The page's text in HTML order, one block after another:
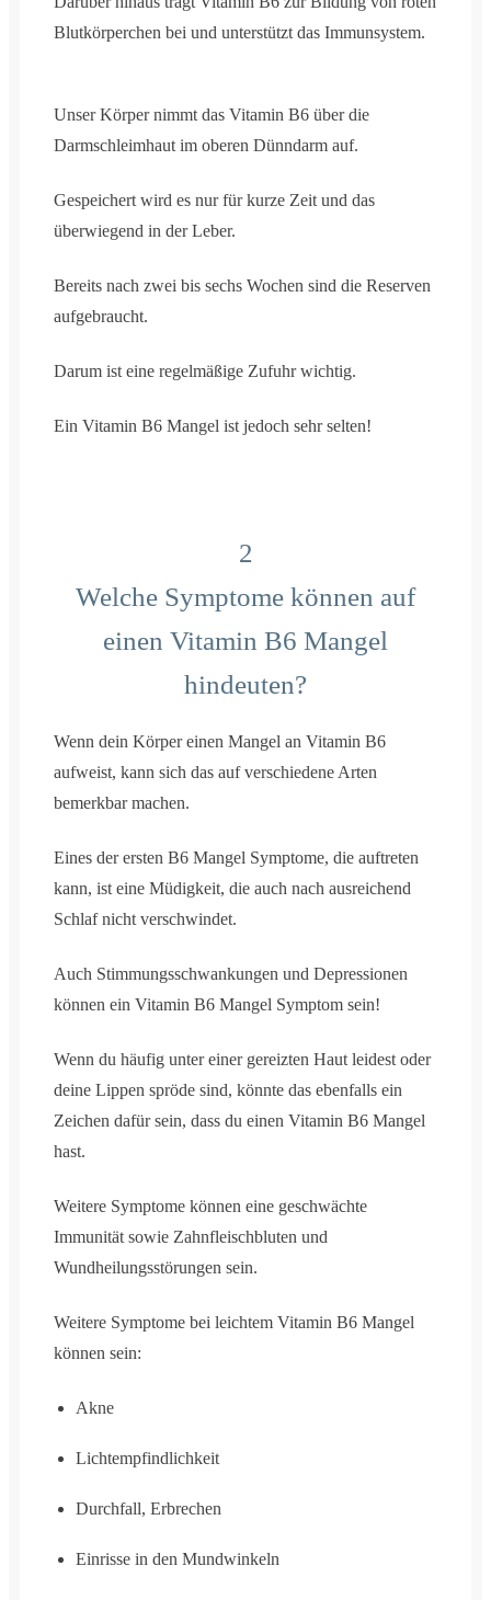
Blutkörperchen bei und unterstützt das Immunsystem.
Unser Körper nimmt das Vitamin B6 über die
Darmschleimhaut im oberen Dünndarm auf.
Gespeichert wird es nur für kurze Zeit und das
überwiegend in der Leber.
Bereits nach zwei bis sechs Wochen sind die Reserven
aufgebraucht.
Darum ist eine regelmäßige Zufuhr wichtig.
Ein Vitamin B6 Mangel ist jedoch sehr selten!
2
Welche Symptome können auf
einen Vitamin B6 Mangel
hindeuten?
Wenn dein Körper einen Mangel an Vitamin B6
aufweist, kann sich das auf verschiedene Arten
bemerkbar machen.
Eines der ersten B6 Mangel Symptome, die auftreten
kann, ist eine Müdigkeit, die auch nach ausreichend
Schlaf nicht verschwindet.
Auch Stimmungsschwankungen und Depressionen
können ein Vitamin B6 Mangel Symptom sein!
Wenn du häufig unter einer gereizten Haut leidest oder
deine Lippen spröde sind, könnte das ebenfalls ein
Zeichen dafür sein, dass du einen Vitamin B6 Mangel
hast.
Weitere Symptome können eine geschwächte
Immunität sowie Zahnfleischbluten und
Wundheilungsstörungen sein.
Weitere Symptome bei leichtem Vitamin B6 Mangel
können sein:
Akne
Lichtempfindlichkeit
Durchfall, Erbrechen
Einrisse in den Mundwinkeln